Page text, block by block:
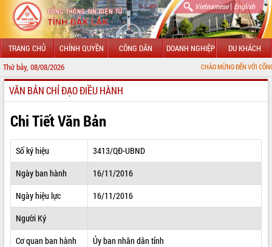
Vietnamese| English
TRANG CHỦ CHÍNH QUYỀN CÔNG DÂN DOANH NGHIỆP DU KHÁCH
Thứ bảy, 08/08/2026 CHÀO MỪNG ĐẾN VỚI CỔNG THÔNG
GIỚI THIỆU
LÃNH ĐẠO UBND TỈNH
TIN TỨC SỰ KIỆN
SỞ, BAN, NGÀNH
THÔNG TIN CHỈ ĐẠO ĐIỀU HÀNH
HỆ THỐNG VĂN BẢN
VĂN BẢN CHỈ ĐẠO ĐIỀU HÀNH
Chi Tiết Văn Bản
Số ký hiệu
3413/QĐ-UBND
Ngày ban hành
16/11/2016
Ngày hiệu lực
16/11/2016
Người Ký
Cơ quan ban hành
Ủy ban nhân dân tỉnh